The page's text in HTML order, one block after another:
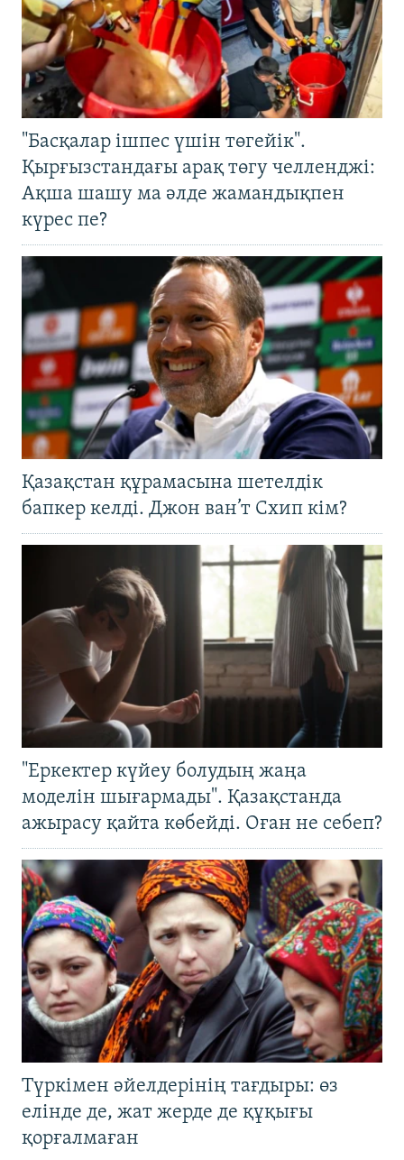
"Басқалар ішпес үшін төгейік".
Қырғызстандағы арақ төгу челленджі:
Ақша шашу ма әлде жамандықпен
күрес пе?
Қазақстан құрамасына шетелдік
бапкер келді. Джон ван’т Схип кім?
"Еркектер күйеу болудың жаңа
моделін шығармады". Қазақстанда
ажырасу қайта көбейді. Оған не себеп?
Түркімен әйелдерінің тағдыры: өз
елінде де, жат жерде де құқығы
қорғалмаған